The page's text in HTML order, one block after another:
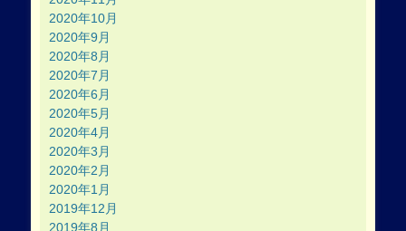
2020年10月
2020年9月
2020年8月
2020年7月
2020年6月
2020年5月
2020年4月
2020年3月
2020年2月
2020年1月
2019年12月
2019年8月